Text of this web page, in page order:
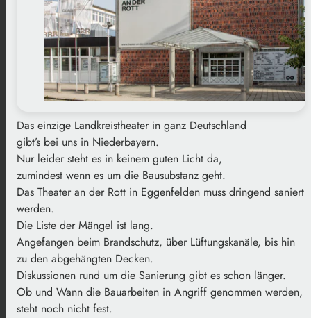
Das einzige Landkreistheater in ganz Deutschland
gibt’s bei uns in Niederbayern.
Nur leider steht es in keinem guten Licht da,
zumindest wenn es um die Bausubstanz geht.
Das Theater an der Rott in Eggenfelden muss dringend saniert
werden.
Die Liste der Mängel ist lang.
Angefangen beim Brandschutz, über Lüftungskanäle, bis hin
zu den abgehängten Decken.
Diskussionen rund um die Sanierung gibt es schon länger.
Ob und Wann die Bauarbeiten in Angriff genommen werden,
steht noch nicht fest.